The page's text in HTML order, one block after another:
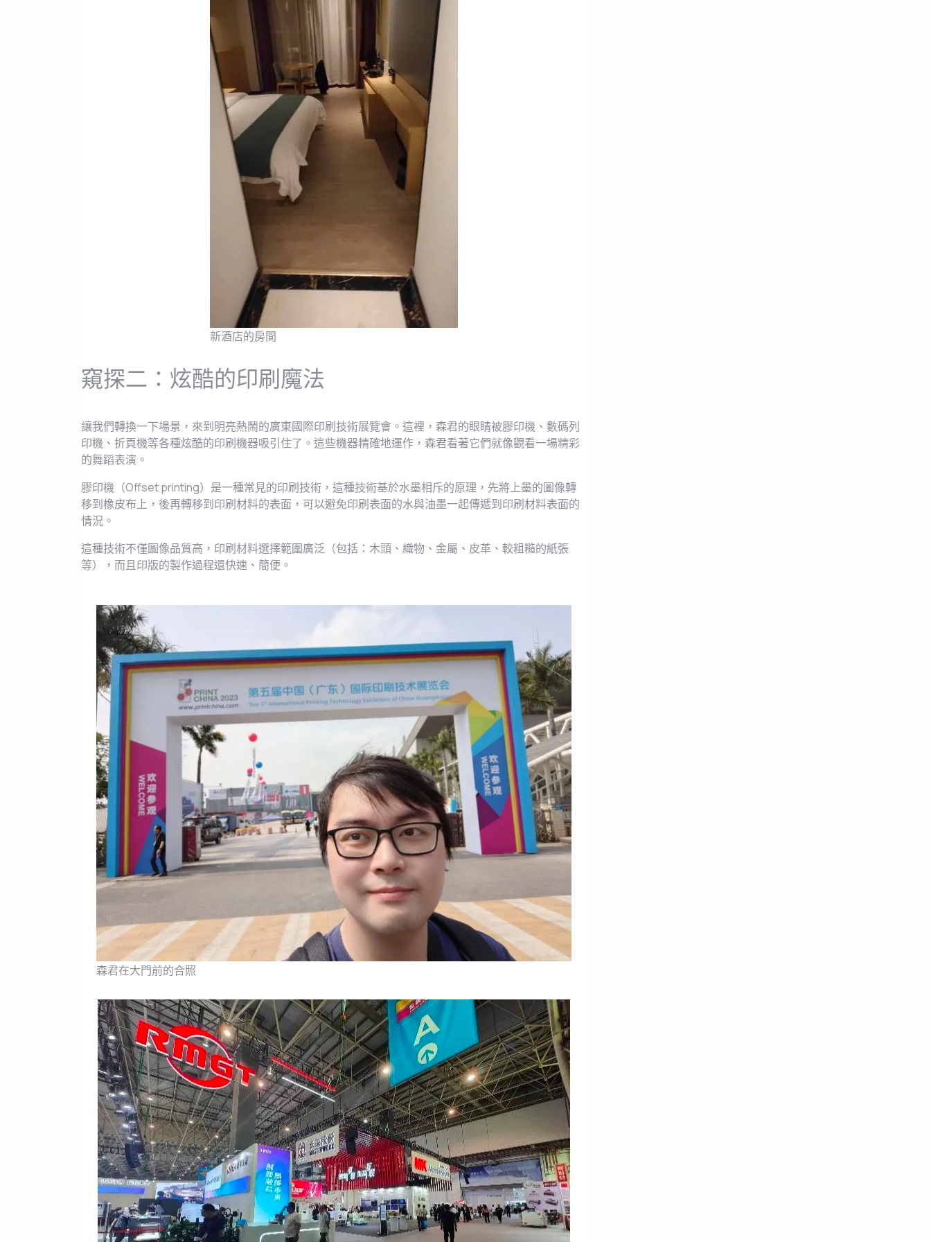
新酒店的房間
窺探二：炫酷的印刷魔法
讓我們轉換一下場景，來到明亮熱鬧的廣東國際印刷技術展覽會。這裡，森君的眼睛被膠印機、數碼列
印機、折頁機等各種炫酷的印刷機器吸引住了。這些機器精確地運作，森君看著它們就像觀看一場精彩
的舞蹈表演。
膠印機（Offset printing）是一種常見的印刷技術，這種技術基於水墨相斥的原理，先將上墨的圖像轉
移到橡皮布上，後再轉移到印刷材料的表面，可以避免印刷表面的水與油墨一起傳遞到印刷材料表面的
情況。
這種技術不僅圖像品質高，印刷材料選擇範圍廣泛（包括：木頭、織物、金屬、皮革、較粗糙的紙張
等），而且印版的製作過程還快速、簡便。
森君在大門前的合照